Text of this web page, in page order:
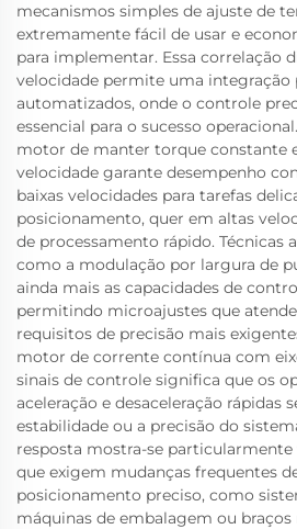
mecanismos simples de ajuste de
extremamente fácil de usar e
para implementar. Essa correlação
velocidade permite uma integração
automatizados, onde o controle
essencial para o sucesso
motor de manter torque constante
velocidade garante desempenho
baixas velocidades para tarefas
posicionamento, quer em altas
de processamento rápido. Técnicas
como a modulação por largura de
ainda mais as capacidades de
permitindo microajustes que
requisitos de precisão mais
motor de corrente contínua com
sinais de controle significa que os
aceleração e desaceleração rápidas
estabilidade ou a precisão do
resposta mostra-se particularmente
que exigem mudanças frequentes
posicionamento preciso, como
máquinas de embalagem ou